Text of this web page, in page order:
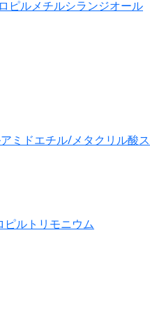
ピルメチルシランジオール
ミドエチル/メタクリル酸ス
ピルトリモニウム